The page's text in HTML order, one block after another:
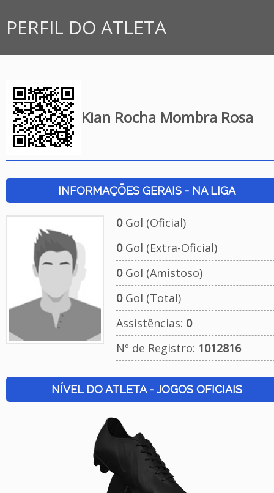
PERFIL DO ATLETA
Kian Rocha Mombra Rosa
INFORMAÇÕES GERAIS - NA LIGA
0Gol (Oficial)
0Gol (Extra-Oficial)
0Gol (Amistoso)
0Gol (Total)
Assistências: 0
Nº de Registro: 1012816
NÍVEL DO ATLETA - JOGOS OFICIAIS